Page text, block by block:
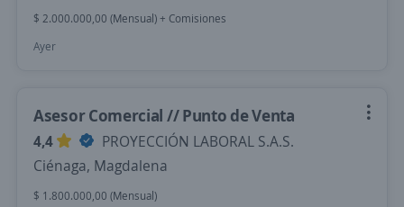
$ 2.000.000,00 (Mensual) + Comisiones
Ayer
Asesor Comercial // Punto de Venta
4,4
PROYECCIÓN LABORAL S.A.S.
Ciénaga, Magdalena
$ 1.800.000,00 (Mensual)